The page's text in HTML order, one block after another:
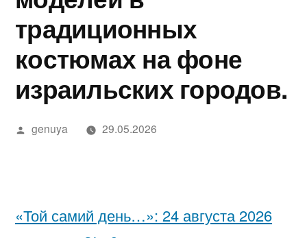
נחש
—
חשפניות
בישראל
בהלם
עצמן
While
You’re
Pick
в
Google»
מידע,
מודעות
ואבחון
בחיפה
традиционных
костюмах на фоне
израильских городов.
Написано
genuya 29.05.2026
«Той самий день…»: 24 августа 2026